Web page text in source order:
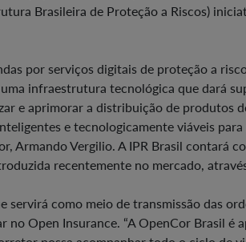
Brasileira de Proteção a Riscos)
por serviços digitais de proteção a
infraestrutura tecnológica que dará
e aprimorar a distribuição de produtos
e tecnologicamente viáveis
Armando Vergilio. A IPR Brasil contará
recentemente no mercado,
servirá como meio de transmissão das
no Open Insurance. “A OpenCor Brasil é